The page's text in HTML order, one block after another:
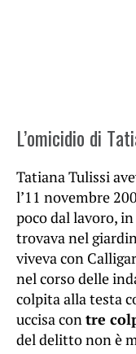
L’omicidio di
Tatiana Tulissi
l’11 novembre
poco dal lavoro,
trovava nel
viveva con
nel corso delle
colpita alla testa
uccisa contre
del delitto non è